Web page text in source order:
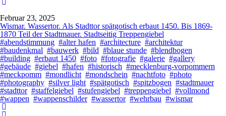
Februar 23, 2025
Wismar. Wassertor. Als Stadttor spätgotisch erbaut 1450. Bis 1869-
1870 Teil der Stadtmauer. Stadtseitig Treppengiebel
#abendstimmung #alter hafen #architecture #architektur
#baudenkmal #bauwerk #bild #blaue stunde #blendbogen
#building #erbaut 1450 #foto #fotografie #galerie #gallery
#gebäude #giebel #hafen #historisch #mecklenburg-vorpommern
#meckpomm #mondlicht #mondschein #nachtfoto #photo
#photography #silver light #spätgotisch #spitzbogen #stadtmauer
#stadttor #staffelgiebel #stufengiebel #treppengiebel #vollmond
#wappen #wappenschilder #wassertor #wehrbau #wismar